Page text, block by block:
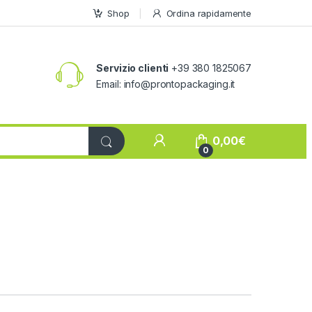
Shop Ordina rapidamente
Servizio clienti +39 380 1825067
Email: info@prontopackaging.it
My Account
0
0,00€